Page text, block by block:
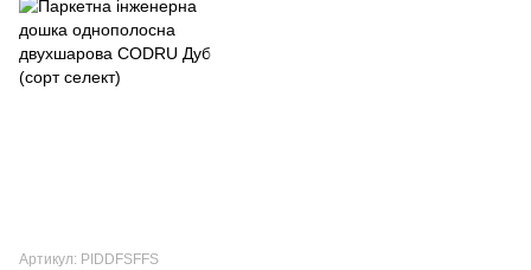
Артикул: PIDDFSFFS